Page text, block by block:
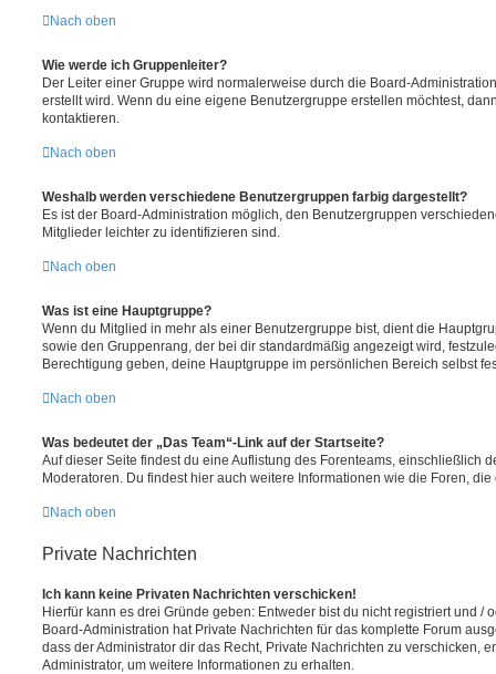
Nach oben
Wie werde ich Gruppenleiter?
Der Leiter einer Gruppe wird normalerweise durch die Board-
erstellt wird. Wenn du eine eigene Benutzergruppe erstellen möchtest,
kontaktieren.
Nach oben
Weshalb werden verschiedene Benutzergruppen farbig dargestellt?
Es ist der Board-Administration möglich, den Benutzergruppen
Mitglieder leichter zu identifizieren sind.
Nach oben
Was ist eine Hauptgruppe?
Wenn du Mitglied in mehr als einer Benutzergruppe bist, dient die
sowie den Gruppenrang, der bei dir standardmäßig angezeigt wird,
Berechtigung geben, deine Hauptgruppe im persönlichen Bereich selbst
Nach oben
Was bedeutet der „Das Team“-Link auf der Startseite?
Auf dieser Seite findest du eine Auflistung des Forenteams, einschließlich
Moderatoren. Du findest hier auch weitere Informationen wie die Foren,
Nach oben
Private Nachrichten
Ich kann keine Privaten Nachrichten verschicken!
Hierfür kann es drei Gründe geben: Entweder bist du nicht registriert und /
Board-Administration hat Private Nachrichten für das komplette Forum
dass der Administrator dir das Recht, Private Nachrichten zu verschicken,
Administrator, um weitere Informationen zu erhalten.